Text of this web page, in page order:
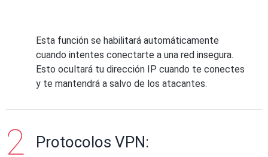
Esta función se habilitará automáticamente
cuando intentes conectarte a una red insegura.
Esto ocultará tu dirección IP cuando te conectes
y te mantendrá a salvo de los atacantes.
Protocolos VPN: